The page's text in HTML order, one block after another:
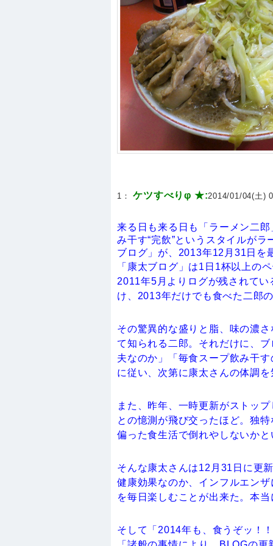
1：ケツすべりφ ★:2014/01/04(土)
来る日も来る日も「ラーメン二
み干す“完飲”というスタイルが
ブログ」が、2013年12月31日を
「康太ブログ」は1日1杯以上の
2011年5月よりログが残されて
け、2013年だけでも食べた二郎
その驚異的な盛りと脂、味の濃
て知られる二郎。それだけに、
夫なのか」「毎食スープ飲み干
に従い、次第に康太さんの体調
また、昨年、一時更新がストッ
との憶測が飛び交ったほど。独
偏った食生活で倒れやしないか
そんな康太さんは12月31日に更
健康効果なのか、インフルエン
を毎日楽しむことが出来た。本
そして「2014年も、食うぞッ！